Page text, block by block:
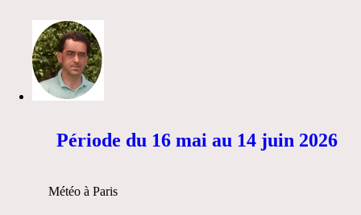
Période du 16 mai au 14 juin 2026
Météo à Paris